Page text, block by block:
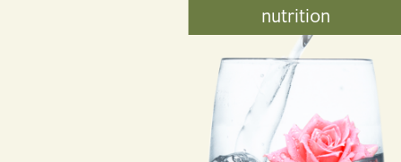
nutrition